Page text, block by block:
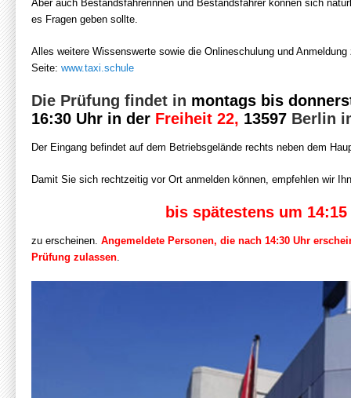
Aber auch Bestandsfahrerinnen und Bestandsfahrer können sich
es Fragen geben sollte.
Alles weitere Wissenswerte sowie die Onlineschulung und
Seite: www.taxi.schule
Die Prüfung findet in montags bis
16:30 Uhr in der Freiheit 22, 13597 Berlin
Der Eingang befindet auf dem Betriebsgelände rechts neben dem
Damit Sie sich rechtzeitig vor Ort anmelden können, empfehlen wir
bis spätestens um
zu erscheinen. Angemeldete Personen, die nach 14:30 Uhr
Prüfung zulassen.